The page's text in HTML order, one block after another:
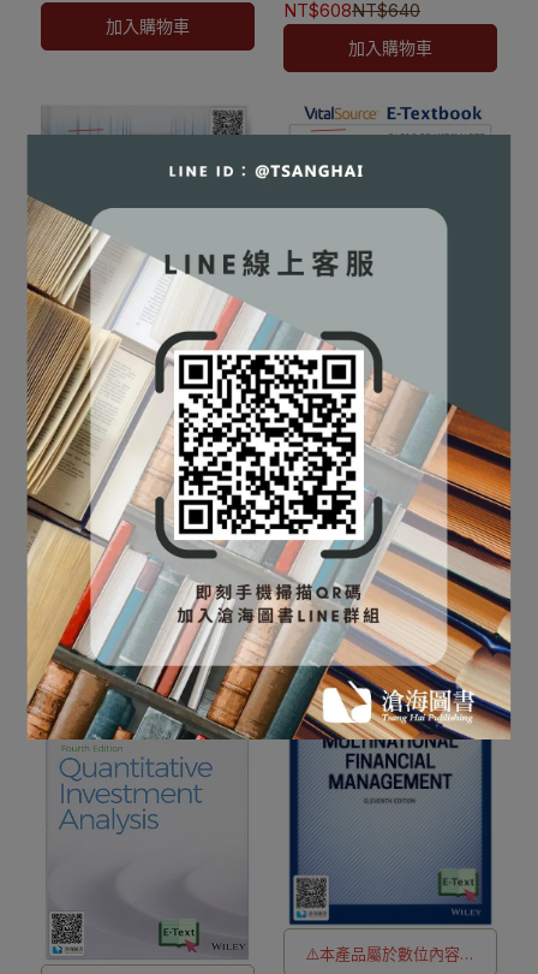
惠，請洽LINE客服訂購
9789814846349
加入購物車
✅訂購數量5本以上另有優
惠，請洽LINE客服訂購
NT$608NT$640
加入購物車
⛔書籍商品一經拆除膠膜，
除非瑕疵換書不提供退貨與
退款
✅訂購數量5本以上另有優
惠，請洽LINE客服訂購
Financial Economics
[Fabozzi]
9780470596203
NT$1,387 NT$1,460
加入購物車
⚠️本產品屬於數位內容服
務，一經購買不提供退貨與
退款
⚠️電子書產品僅限台灣境內
使用，海外IP無法註冊成功
【電子書】Numerical
Methods in Finance &
Economics: A MATLAB-
Based Introduction 2/e
[Brandimarte]
NT$900NT$1,000
加入購物車
⚠️本產品屬於數位內容服